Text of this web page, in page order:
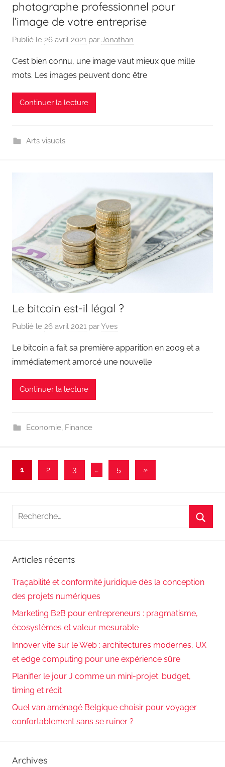
photographe professionnel pour
l’image de votre entreprise
Publié le 26 avril 2021 par Jonathan
C’est bien connu, une image vaut mieux que mille
mots. Les images peuvent donc être
Continuer la lecture
Arts visuels
Le bitcoin est-il légal ?
Publié le 26 avril 2021 parYves
Le bitcoin a fait sa première apparition en 2009 et a
immédiatement amorcé une nouvelle
Continuer la lecture
Economie, Finance
Pagination
1 2 3 … 5
Articles
suivants
»
Recherche
Articles récents
Traçabilité et conformité juridique dès la conception
des projets numériques
Marketing B2B pour entrepreneurs : pragmatisme,
écosystèmes et valeur mesurable
Innover vite sur le Web : architectures modernes, UX
et edge computing pour une expérience sûre
Planifier le jour J comme un mini-projet: budget,
timing et récit
Quel van aménagé Belgique choisir pour voyager
confortablement sans se ruiner ?
Archives